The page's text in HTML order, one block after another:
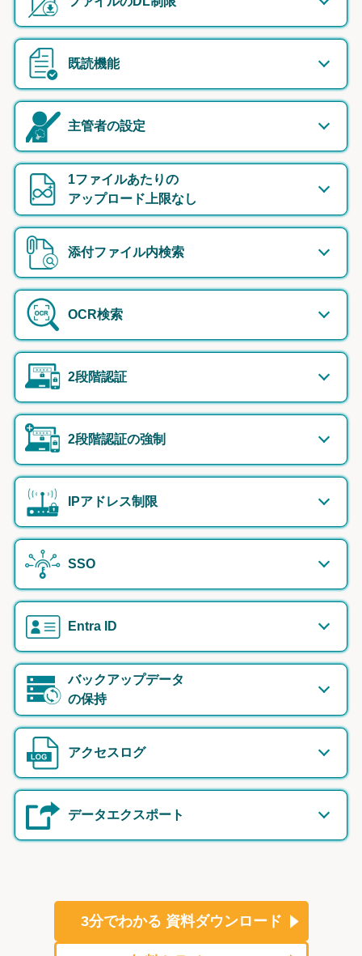
既読機能
主管者の設定
1ファイルあたりの
アップロード上限なし
添付ファイル内検索
OCR検索
2段階認証
2段階認証の強制
IPアドレス制限
SSO
Entra ID
バックアップデータ
の保持
アクセスログ
データエクスポート
3分でわかる 資料ダウンロード